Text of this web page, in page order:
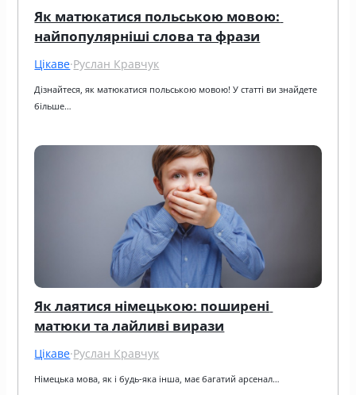
Як матюкатися польською мовою:
найпопулярніші слова та фрази
Цікаве·Руслан Кравчук
Дізнайтеся, як матюкатися польською мовою! У статті ви знайдете
більше…
Як лаятися німецькою: поширені
матюки та лайливі вирази
Цікаве·Руслан Кравчук
Німецька мова, як і будь-яка інша, має багатий арсенал…